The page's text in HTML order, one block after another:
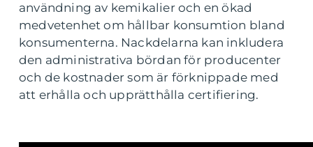
användning av kemikalier och en ökad
medvetenhet om hållbar konsumtion bland
konsumenterna. Nackdelarna kan inkludera
den administrativa bördan för producenter
och de kostnader som är förknippade med
att erhålla och upprätthålla certifiering.